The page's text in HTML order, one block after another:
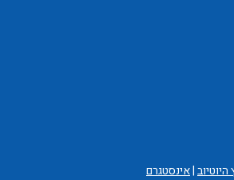
היוטיוב|אינסטגרם